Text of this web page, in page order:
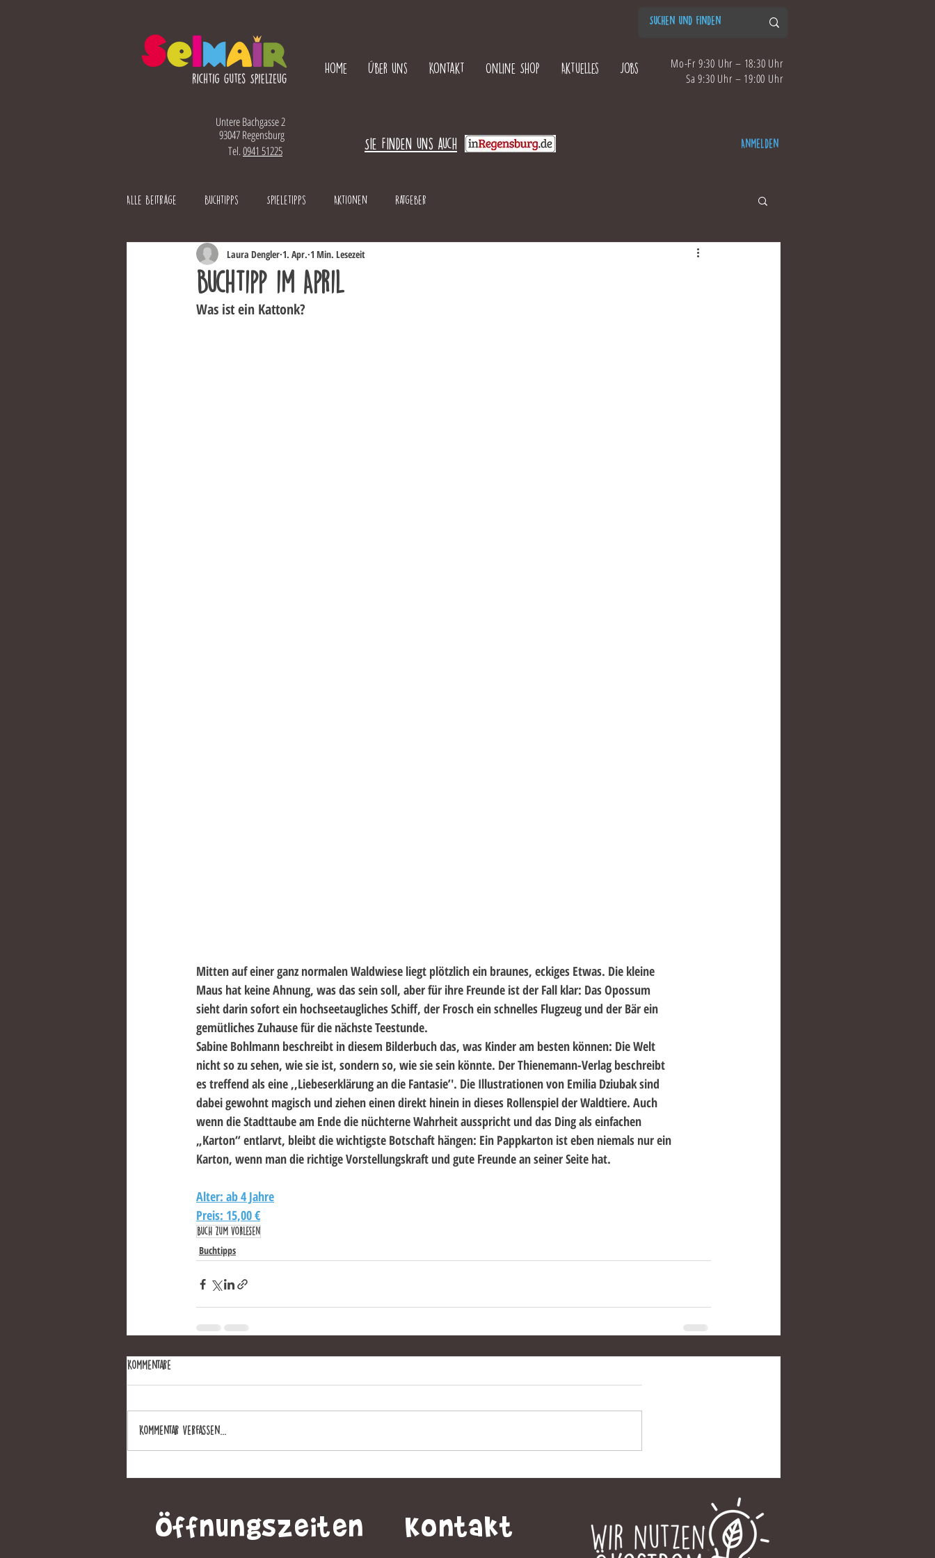
Home Über uns Kontakt Online Shop Aktuelles Jobs
Mo-Fr 9:30 Uhr – 18:30 Uhr
Sa 9:30 Uhr – 19:00 Uhr
93047 Regensburg
Tel.0941 51225
Untere Bachgasse 2
Sie finden uns auch Anmelden
Alle Beiträge Buchtipps Spieletipps Aktionen Ratgeber
Buchtipp im April
Laura Dengler 1. Apr. 1 Min. Lesezeit
Was ist ein Kattonk?
Mitten auf einer ganz normalen Waldwiese liegt plötzlich ein braunes, eckiges Etwas. Die kleine
Maus hat keine Ahnung, was das sein soll, aber für ihre Freunde ist der Fall klar: Das Opossum
sieht darin sofort ein hochseetaugliches Schiff, der Frosch ein schnelles Flugzeug und der Bär ein
gemütliches Zuhause für die nächste Teestunde.
Sabine Bohlmann beschreibt in diesem Bilderbuch das, was Kinder am besten können: Die Welt
nicht so zu sehen, wie sie ist, sondern so, wie sie sein könnte. Der Thienemann-Verlag beschreibt
es treffend als eine ,,Liebeserklärung an die Fantasie’'. Die Illustrationen von Emilia Dziubak sind
dabei gewohnt magisch und ziehen einen direkt hinein in dieses Rollenspiel der Waldtiere. Auch
wenn die Stadttaube am Ende die nüchterne Wahrheit ausspricht und das Ding als einfachen
„Karton“ entlarvt, bleibt die wichtigste Botschaft hängen: Ein Pappkarton ist eben niemals nur ein
Karton, wenn man die richtige Vorstellungskraft und gute Freunde an seiner Seite hat.
Alter: ab 4 Jahre
Preis: 15,00 €
Buch zum vorlesen
Buchtipps
Kommentare
Kommentar verfassen...
Öffnungszeiten Kontakt